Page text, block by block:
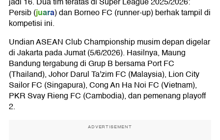
Persib(juara) dan Borneo FC (runner-up) berhak tampil di
kompetisi ini.
Undian ASEAN Club Championship musim depan digelar
di Jakarta pada Jumat (5/6/2026). Hasilnya, Maung
Bandung tergabung di Grup B bersama Port FC
(Thailand), Johor Darul Ta'zim FC (Malaysia), Lion City
Sailor FC (Singapura), Cong An Ha Noi FC (Vietnam),
PKR Svay Rieng FC (Cambodia), dan pemenang playoff
2.
ADVERTISEMENT